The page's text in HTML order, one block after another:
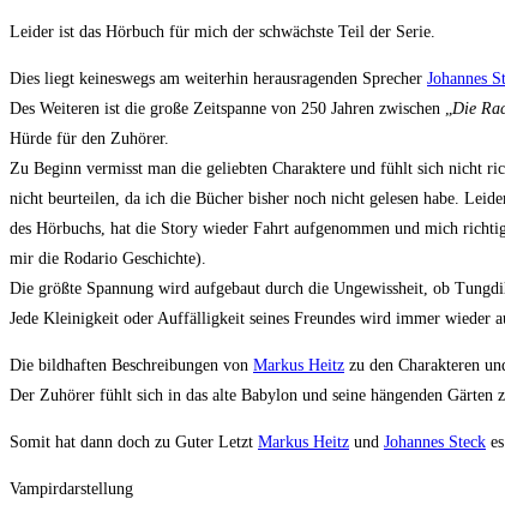
Leider ist das Hörbuch für mich der schwächste Teil der Serie.
Dies liegt keineswegs am weiterhin herausragenden Sprecher Johannes
Des Weiteren ist die große Zeitspanne von 250 Jahren zwischen „Die
Hürde für den Zuhörer.
Zu Beginn vermisst man die geliebten Charaktere und fühlt sich nicht
nicht beurteilen, da ich die Bücher bisher noch nicht gelesen habe.
des Hörbuchs, hat die Story wieder Fahrt aufgenommen und mich
mir die Rodario Geschichte).
Die größte Spannung wird aufgebaut durch die Ungewissheit, ob
Jede Kleinigkeit oder Auffälligkeit seines Freundes wird immer wieder
Die bildhaften Beschreibungen von Markus Heitz zu den Charakteren
Der Zuhörer fühlt sich in das alte Babylon und seine hängenden Gärten
Somit hat dann doch zu Guter Letzt Markus Heitz und Johannes Steck
Vampirdarstellung